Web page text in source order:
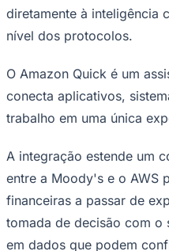
diretamente à inteligência
nível dos protocolos.
O Amazon Quick é um
conecta aplicativos,
trabalho em uma única
A integração estende um
entre a Moody's e o AWS
financeiras a passar de
tomada de decisão com o
em dados que podem